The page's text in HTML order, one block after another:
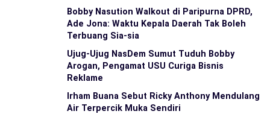
Bobby Nasution Walkout di Paripurna DPRD,
Ade Jona: Waktu Kepala Daerah Tak Boleh
Terbuang Sia-sia
Ujug-Ujug NasDem Sumut Tuduh Bobby
Arogan, Pengamat USU Curiga Bisnis
Reklame
Irham Buana Sebut Ricky Anthony Mendulang
Air Terpercik Muka Sendiri